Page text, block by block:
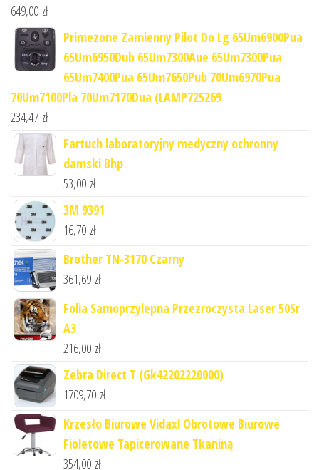
649,00 zł
Primezone Zamienny Pilot Do Lg 65Um6900Pua
65Um6950Dub 65Um7300Aue 65Um7300Pua
65Um7400Pua 65Um7650Pub 70Um6970Pua
70Um7100Pla 70Um7170Dua (LAMP725269
234,47 zł
Fartuch laboratoryjny medyczny ochronny
damski Bhp
53,00 zł
3M 9391
16,70 zł
Brother TN-3170 Czarny
361,69 zł
Folia Samoprzylepna Przezroczysta Laser 50Sr
A3
216,00 zł
Zebra Direct T (Gk42202220000)
1709,70 zł
Krzesło Biurowe Vidaxl Obrotowe Biurowe
Fioletowe Tapicerowane Tkaniną
354,00 zł